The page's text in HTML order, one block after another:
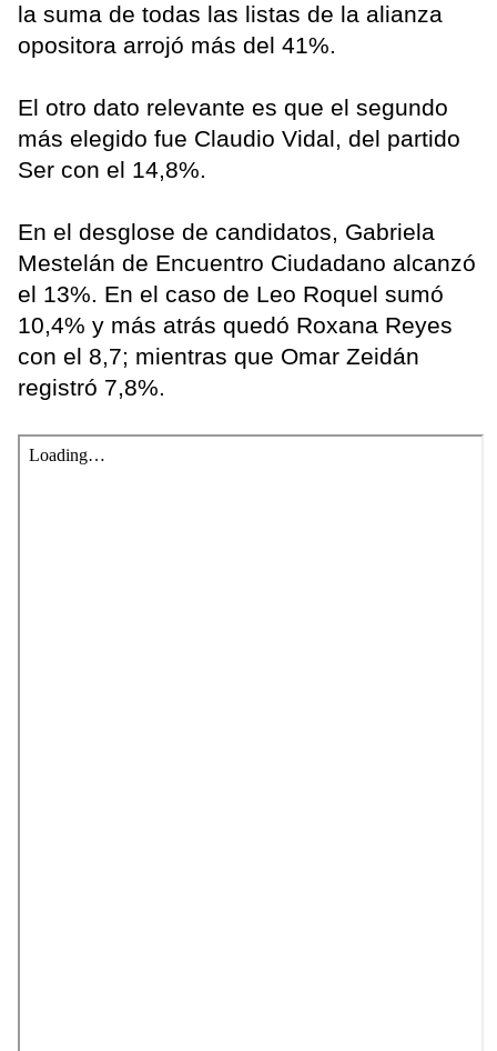
la suma de todas las listas de la alianza
opositora arrojó más del 41%.
El otro dato relevante es que el segundo
más elegido fue Claudio Vidal, del partido
Ser con el 14,8%.
En el desglose de candidatos, Gabriela
Mestelán de Encuentro Ciudadano alcanzó
el 13%. En el caso de Leo Roquel sumó
10,4% y más atrás quedó Roxana Reyes
con el 8,7; mientras que Omar Zeidán
registró 7,8%.